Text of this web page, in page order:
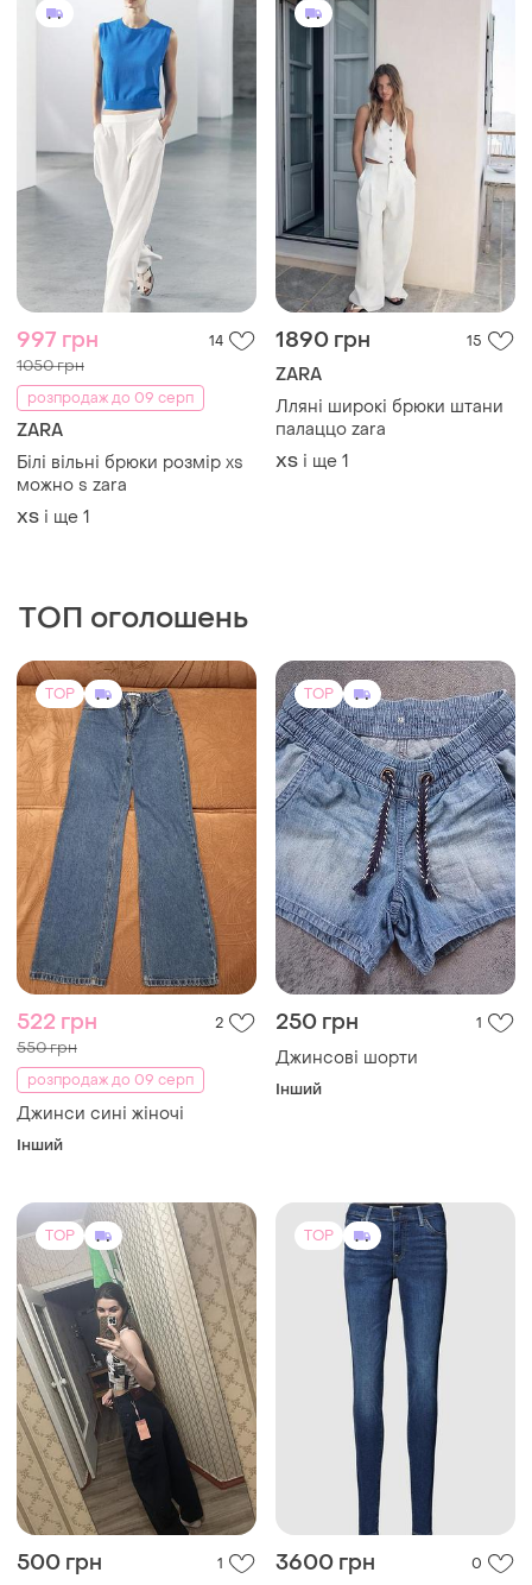
997 грн 14
1050 грн
розпродаж до 09 серп
ZARA
Білі вільні брюки розмір xs
можно s zara
ХS і ще 1
1890 грн 15
ZARA
Лляні широкі брюки штани
палаццо zara
ХS і ще 1
ТОП оголошень
TOP
522 грн 2
550 грн
розпродаж до 09 серп
Джинси сині жіночі
Інший
TOP
250 грн 1
Джинсові шорти
Інший
TOP
500 грн 1
TOP
3600 грн
0